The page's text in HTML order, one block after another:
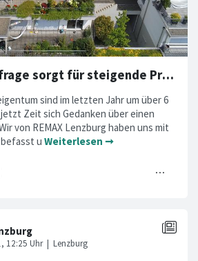
🎈 Grosse Nachfrage sorgt für steigende Preise
sind im letzten Jahr um über 6
Zeit sich Gedanken über einen
von REMAX Lenzburg haben uns mit
u Weiterlesen ➞